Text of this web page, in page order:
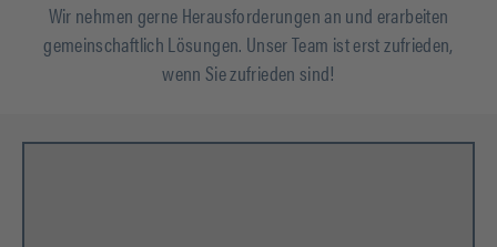
Wir nehmen gerne Herausforderungen an und erarbeiten
gemeinschaftlich Lösungen. Unser Team ist erst zufrieden,
wenn Sie zufrieden sind!